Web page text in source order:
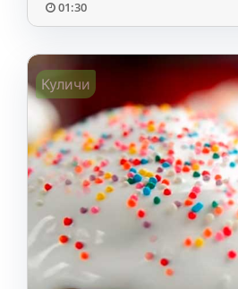
01:30
Куличи